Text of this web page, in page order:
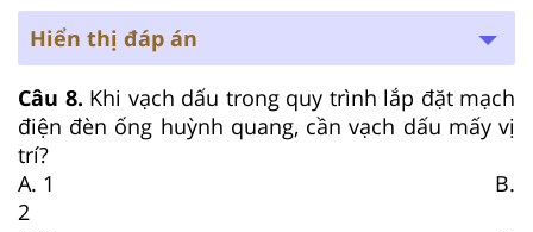
Hiển thị đáp án
Câu 8. Khi vạch dấu trong quy trình lắp đặt mạch
điện đèn ống huỳnh quang, cần vạch dấu mấy vị
trí?
A. 1 B.
2